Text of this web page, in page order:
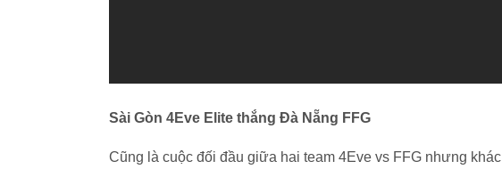
Sài Gòn 4Eve Elite thắng Đà Nẵng FFG
Cũng là cuộc đối đầu giữa hai team 4Eve vs FFG nhưng